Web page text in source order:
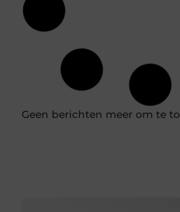
Geen berichten meer om te